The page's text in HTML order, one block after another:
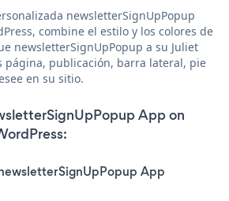
newsletterSignUpPopup
combine el estilo y los colores de
newsletterSignUpPopup a su Juliet
página, publicación, barra lateral, pie
en su sitio.
App on
App